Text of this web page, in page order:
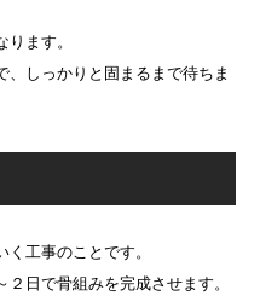
ます。
、しっかりと固まるまで待ちま
工事のことです。
日で骨組みを完成させます。